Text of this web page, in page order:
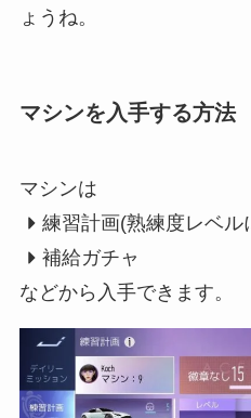
ょうね。
マシンを入手する方法
マシンは
練習計画(熟練度レベル
補給ガチャ
などから入手できます。